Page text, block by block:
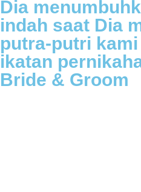
Dia
indah saat Dia
putra-putri
ikatan
Bride & Groom